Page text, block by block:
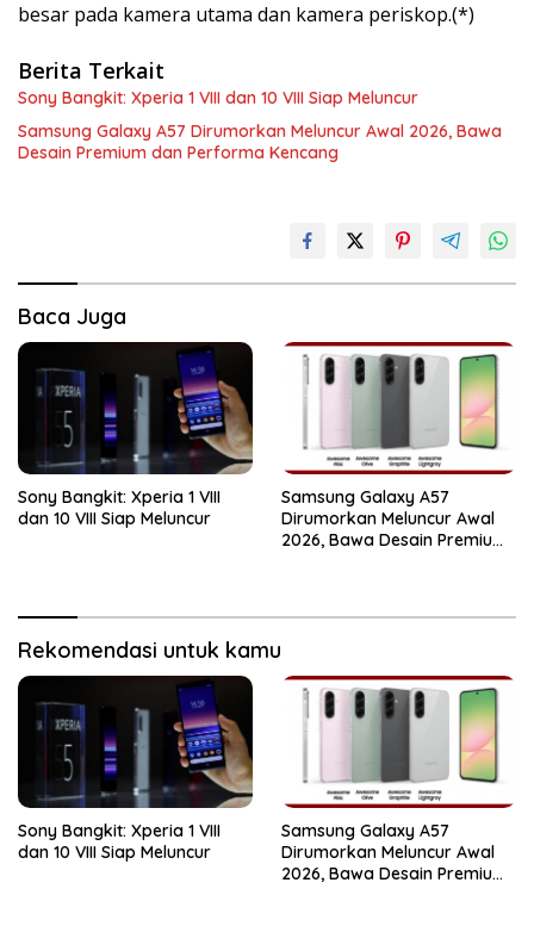
besar pada kamera utama dan kamera periskop.(*)
Berita Terkait
Sony Bangkit: Xperia 1 VIII dan 10 VIII Siap Meluncur
Samsung Galaxy A57 Dirumorkan Meluncur Awal 2026, Bawa
Desain Premium dan Performa Kencang
Baca Juga
Sony Bangkit: Xperia 1 VIII
dan 10 VIII Siap Meluncur
Samsung Galaxy A57
Dirumorkan Meluncur Awal
2026, Bawa Desain Premium
Rekomendasi untuk kamu
Sony Bangkit: Xperia 1 VIII
dan 10 VIII Siap Meluncur
Samsung Galaxy A57
Dirumorkan Meluncur Awal
2026, Bawa Desain Premium